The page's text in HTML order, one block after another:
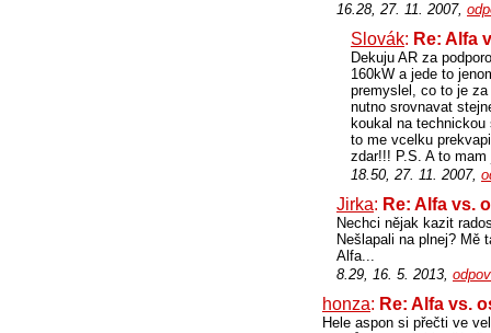
16.28, 27. 11. 2007,
Slovák: Re: Alfa
Dekuju AR za
160kW a jede to
premyslel, co to je za
nutno srovnavat
koukal na
to me vcelku
zdar!!! P.S. A to
18.50, 27. 11. 2007,
Jirka: Re: Alfa vs.
Nechci nějak kazit
Nešlapali na plnej? Mě
Alfa...
8.29, 16. 5. 2013,
honza: Re: Alfa vs.
Hele aspon si přečti ve